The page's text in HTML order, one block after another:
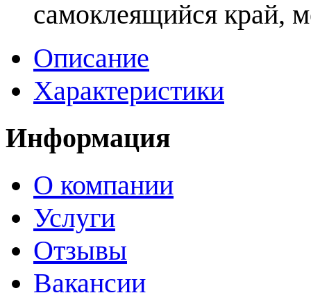
самоклеящийся край,
Описание
Характеристики
Информация
О компании
Услуги
Отзывы
Вакансии